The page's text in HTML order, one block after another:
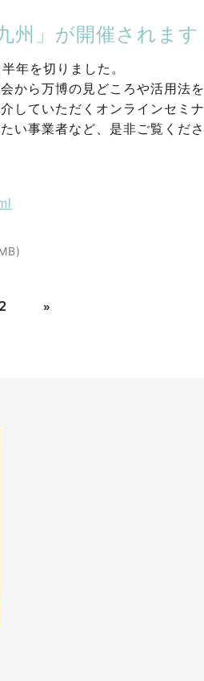
州」が開催されます
年を切りました。
から万博の見どころや活用法
していただくオンラインセミ
い事業者など、是非ご覧くださ
»